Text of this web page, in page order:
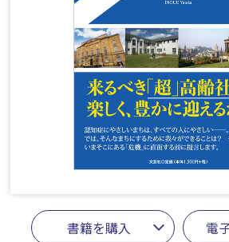
書籍を購入 電